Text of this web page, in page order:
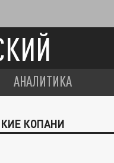
АНАЛИТИКА
КОПАНИ